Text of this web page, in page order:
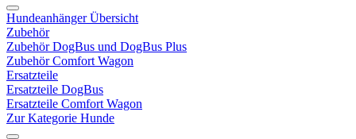
Hundeanhänger Übersicht
Zubehör
Zubehör DogBus und DogBus Plus
Zubehör Comfort Wagon
Ersatzteile
Ersatzteile DogBus
Ersatzteile Comfort Wagon
Zur Kategorie Hunde